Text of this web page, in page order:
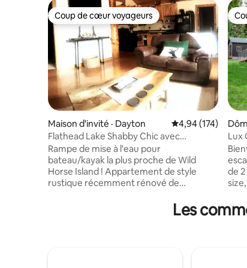
Coup de cœur voyageurs
Coup de cœur voyageurs
Maison d'invité · Dayton Note moyenne
4,94 (174)
Flathead Lake Shabby Chic avec
JACUZZI !
Rampe de mise à l'eau pour
bateau/kayak la plus proche de Wild
Horse Island ! Appartement de style
rustique récemment rénové de
au-dessus d'un garage construit avec
des rondins de bois personnalisés, avec
Lux
lac
de
Les